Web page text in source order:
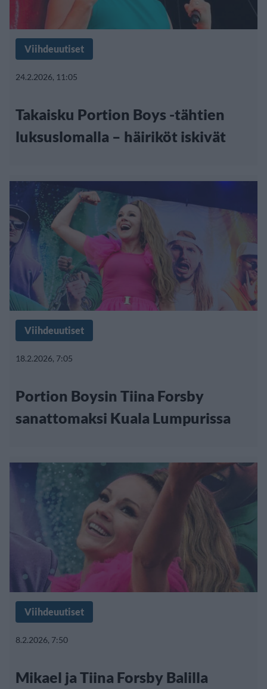
Viihdeuutiset
24.2.2026, 11:05
Takaisku Portion Boys -tähtien
luksuslomalla – häiriköt iskivät
Viihdeuutiset
18.2.2026, 7:05
Portion Boysin Tiina Forsby
sanattomaksi Kuala Lumpurissa
Viihdeuutiset
8.2.2026, 7:50
Mikael ja Tiina Forsby Balilla